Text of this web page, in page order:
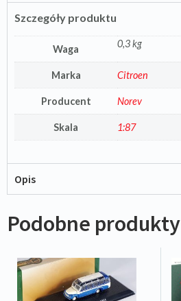
Szczegóły produktu
Waga 0,3 kg
Marka Citroen
Producent Norev
Skala 1:87
Opis
Podobne produkty